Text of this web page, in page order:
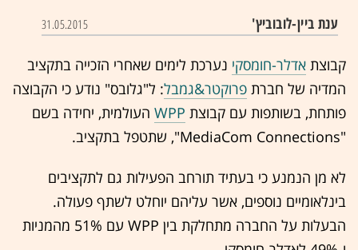
ענת ביין-לובוביץ' 31.05.2015
קבוצת אדלר-חומסקי נערכת לימים שאחרי הזכייה בתקציב
המדיה של חברת פרוקטר&גמבל: ל"גלובס" נודע כי הקבוצה
פותחת, בשותפות עם קבוצת WPP העולמית, יחידה בשם
"MediaCom Connections", שתטפל בתקציב.
לא מן הנמנע כי בעתיד תורחב הפעילות גם לתקציבים
בינלאומיים נוספים, אשר עליהם יוחלט לשתף פעולה.
הבעלות על החברה מתחלקת בין WPP עם 51% מהמניות